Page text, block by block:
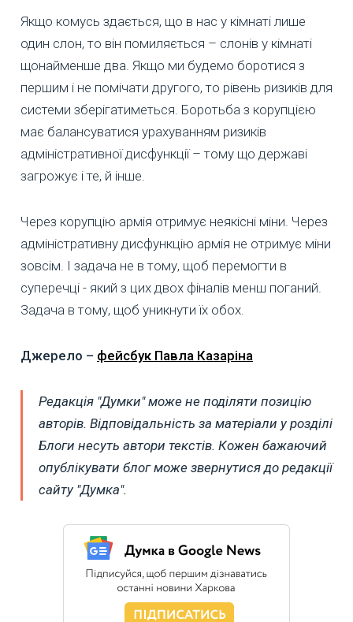
Якщо комусь здається, що в нас у кімнаті лише
один слон, то він помиляється – слонів у кімнаті
щонайменше два. Якщо ми будемо боротися з
першим і не помічати другого, то рівень ризиків для
системи зберігатиметься. Боротьба з корупцією
має балансуватися урахуванням ризиків
адміністративної дисфункції – тому що державі
загрожує і те, й інше.
Через корупцію армія отримує неякісні міни. Через
адміністративну дисфункцію армія не отримує міни
зовсім. І задача не в тому, щоб перемогти в
суперечці - який з цих двох фіналів менш поганий.
Задача в тому, щоб уникнути їх обох.
Джерело – фейсбук Павла Казаріна
Редакція "Думки" може не поділяти позицію
авторів. Відповідальність за матеріали у розділі
Блоги несуть автори текстів. Кожен бажаючий
опублікувати блог може звернутися до редакції
сайту "Думка".